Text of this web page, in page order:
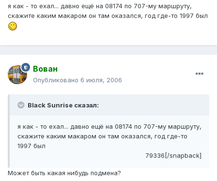
я как - то ехал... давно ещё на 08174 по 707-му маршруту,
скажите каким макаром он там оказался, год где-то 1997 был
Вован
Опубликовано 6 июля, 2006
Black Sunrise сказал:
я как - то ехал... давно ещё на 08174 по 707-му маршруту,
скажите каким макаром он там оказался, год где-то
1997 был
79336[/snapback]
Может быть какая нибудь подмена?